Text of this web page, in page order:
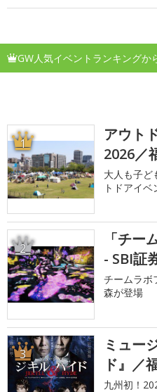
GW人気イベントランキングか
1
アウト
2026／
大人も子ど
トドアイベ
2
「チー
- SBI証
チームラボ
森が登場
3
ミュー
ド』／
九州初！